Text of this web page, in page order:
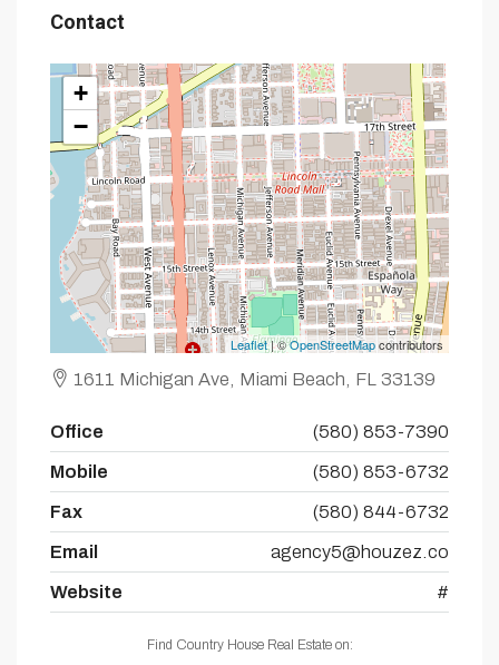
Contact
+
−
Leaflet| ©OpenStreetMapcontributors
1611 Michigan Ave, Miami Beach, FL 33139
Office (580) 853-7390
Mobile (580) 853-6732
Fax (580) 844-6732
Email agency5@houzez.co
Website #
Find Country House Real Estate on: